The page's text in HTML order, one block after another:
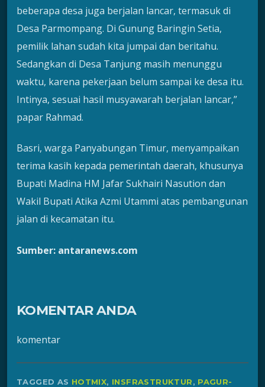
beberapa desa juga berjalan lancar, termasuk di
Desa Parmompang. Di Gunung Baringin Setia,
pemilik lahan sudah kita jumpai dan beritahu.
Sedangkan di Desa Tanjung masih menunggu
waktu, karena pekerjaan belum sampai ke desa itu.
Intinya, sesuai hasil musyawarah berjalan lancar,”
papar Rahmad.
Basri, warga Panyabungan Timur, menyampaikan
terima kasih kepada pemerintah daerah, khusunya
Bupati Madina HM Jafar Sukhairi Nasution dan
Wakil Bupati Atika Azmi Utammi atas pembangunan
jalan di kecamatan itu.
Sumber: antaranews.com
KOMENTAR ANDA
komentar
TAGGED AS HOTMIX, INSFRASTRUKTUR, PAGUR-